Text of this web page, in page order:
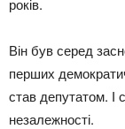
років.
Він був серед
перших
став депутатом. І
незалежності.